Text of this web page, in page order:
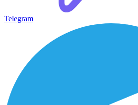
Telegram